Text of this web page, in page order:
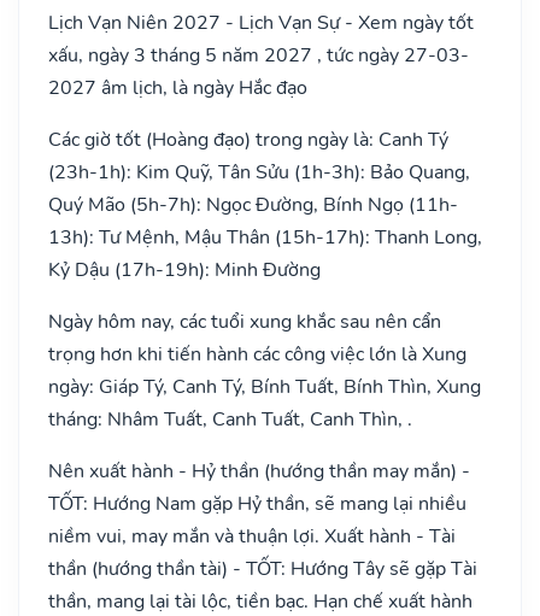
Lịch Vạn Niên 2027 - Lịch Vạn Sự - Xem ngày tốt
xấu, ngày 3 tháng 5 năm 2027 , tức ngày 27-03-
2027 âm lịch, là ngày Hắc đạo
Các giờ tốt (Hoàng đạo) trong ngày là: Canh Tý
(23h-1h): Kim Quỹ, Tân Sửu (1h-3h): Bảo Quang,
Quý Mão (5h-7h): Ngọc Đường, Bính Ngọ (11h-
13h): Tư Mệnh, Mậu Thân (15h-17h): Thanh Long,
Kỷ Dậu (17h-19h): Minh Đường
Ngày hôm nay, các tuổi xung khắc sau nên cẩn
trọng hơn khi tiến hành các công việc lớn là Xung
ngày: Giáp Tý, Canh Tý, Bính Tuất, Bính Thìn, Xung
tháng: Nhâm Tuất, Canh Tuất, Canh Thìn, .
Nên xuất hành - Hỷ thần (hướng thần may mắn) -
TỐT: Hướng Nam gặp Hỷ thần, sẽ mang lại nhiều
niềm vui, may mắn và thuận lợi. Xuất hành - Tài
thần (hướng thần tài) - TỐT: Hướng Tây sẽ gặp Tài
thần, mang lại tài lộc, tiền bạc. Hạn chế xuất hành